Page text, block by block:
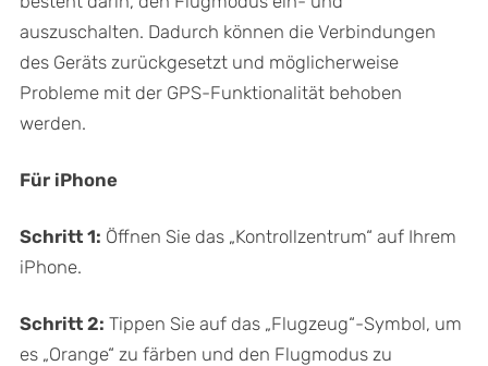
auszuschalten. Dadurch können die Verbindungen
des Geräts zurückgesetzt und möglicherweise
Probleme mit der GPS-Funktionalität behoben
werden.
Für iPhone
Schritt 1: Öffnen Sie das „Kontrollzentrum“ auf Ihrem
iPhone.
Schritt 2: Tippen Sie auf das „Flugzeug“-Symbol, um
es „Orange“ zu färben und den Flugmodus zu